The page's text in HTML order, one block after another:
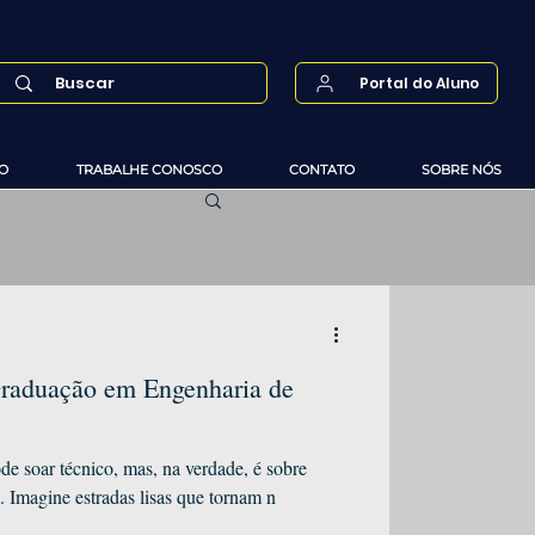
Portal do Aluno
TRABALHE CONOSCO CONTATO SOBRE NÓS
em Engenharia de
soar técnico, mas, na verdade, é sobre
estradas lisas que tornam n